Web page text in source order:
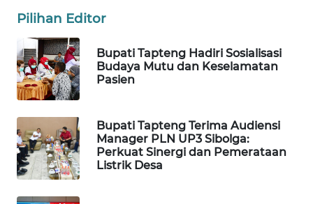
Pilihan Editor
Bupati Tapteng Hadiri Sosialisasi
Budaya Mutu dan Keselamatan
Pasien
Bupati Tapteng Terima Audiensi
Manager PLN UP3 Sibolga:
Perkuat Sinergi dan Pemerataan
Listrik Desa
SIBARAGAS
NEWS
METRO
SIANTAR
NEWS
METRO
MEDAN
NEWS